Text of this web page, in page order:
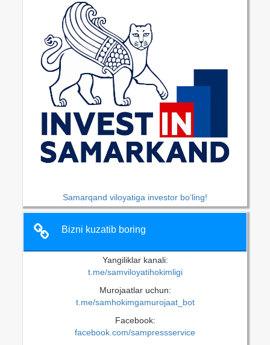
Samarqand viloyatiga investor bo‘ling!
Bizni kuzatib boring
Yangiliklar kanali:
t.me/samviloyatihokimligi
Murojaatlar uchun:
t.me/samhokimgamurojaat_bot
Facebook:
facebook.com/sampressservice